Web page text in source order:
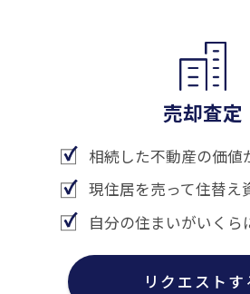
売却査定
相続した不動産の価値
現住居を売って住替え
自分の住まいがいくら
リクエストす